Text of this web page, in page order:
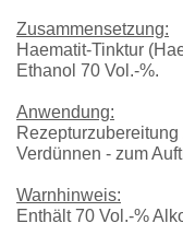
Zusammensetzung:
Haematit-Tinktur
Ethanol 70 Vol.-%.
Anwendung:
Verdünnen - zum
Warnhinweis:
Enthält 70 Vol.-%